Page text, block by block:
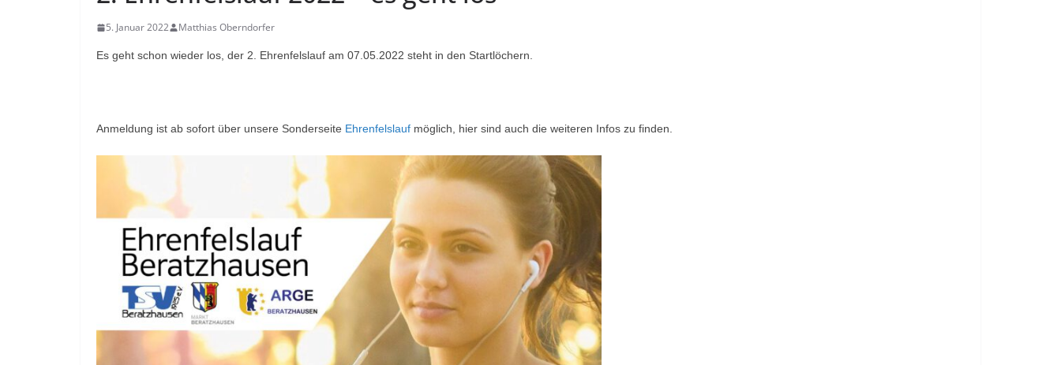
5. Januar 2022 Matthias Oberndorfer
Es geht schon wieder los, der 2. Ehrenfelslauf am 07.05.2022 steht in den Startlöchern.
Anmeldung ist ab sofort über unsere Sonderseite Ehrenfelslauf möglich, hier sind auch die weiteren Infos zu finden.